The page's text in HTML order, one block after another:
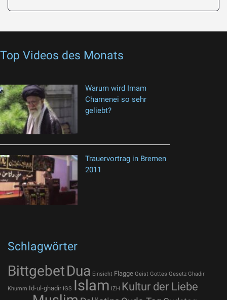
Top Videos des Monats
Warum wird Imam
Chamenei so sehr
geliebt?
Trauervortrag in Bremen
2011
Schlagwörter
BittgebetDua Einsicht Flagge Geist Gottes Gesetz Ghadir
Khumm Id-ul-ghadir IGS Islam IZH Kultur der Liebe